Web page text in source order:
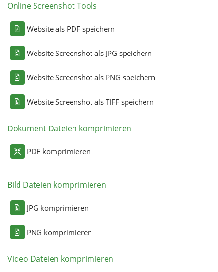
Online Screenshot Tools
Website als PDF speichern
Website Screenshot als JPG speichern
Website Screenshot als PNG speichern
Website Screenshot als TIFF speichern
Dokument Dateien komprimieren
PDF komprimieren
Bild Dateien komprimieren
JPG komprimieren
PNG komprimieren
Video Dateien komprimieren